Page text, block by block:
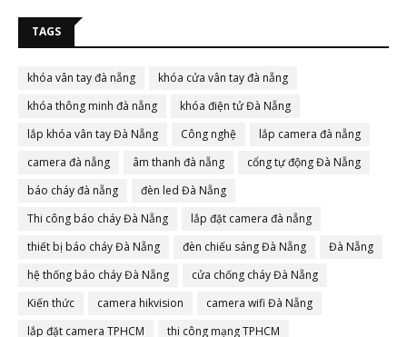
TAGS
khóa vân tay đà nẵng
khóa cửa vân tay đà nẵng
khóa thông minh đà nẵng
khóa điện tử Đà Nẵng
lắp khóa vân tay Đà Nẵng
Công nghệ
lắp camera đà nẵng
camera đà nẵng
âm thanh đà nẵng
cổng tự động Đà Nẵng
báo cháy đà nẵng
đèn led Đà Nẵng
Thi công báo cháy Đà Nẵng
lắp đặt camera đà nẵng
thiết bị báo cháy Đà Nẵng
đèn chiếu sáng Đà Nẵng
Đà Nẵng
hệ thống báo cháy Đà Nẵng
cửa chống cháy Đà Nẵng
Kiến thức
camera hikvision
camera wifi Đà Nẵng
lắp đặt camera TPHCM
thi công mạng TPHCM